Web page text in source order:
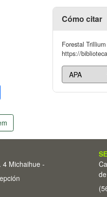
Cómo citar
Forestal
https://
4 Michaihue -